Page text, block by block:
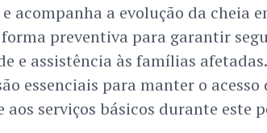
acompanha a evolução da cheia
preventiva para garantir
e assistência às famílias
essenciais para manter o acesso
aos serviços básicos durante este